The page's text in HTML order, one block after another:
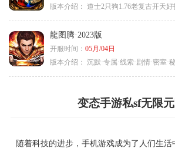
版本介绍： 道士2只狗1.76老复古开天好
龍图腾·2023版
开服时间： 05月/04日
版本介绍： 沉默·专属·线索·剧情·密室·
变态手游私sf无限
随着科技的进步，手机游戏成为了人们生活